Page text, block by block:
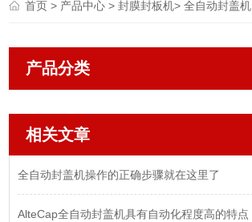
首页> 产品中心>封膜封板机>全自动封盖机
产品分类
相关文章
全自动封盖机操作的正确步骤就在这里了
AlteCap全自动封盖机具有自动化程度高的特点